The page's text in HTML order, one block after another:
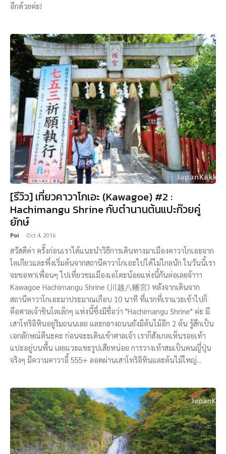
อีกด้วยค่ะ!
[รีวิว] เที่ยวคาวาโกเอะ (Kawagoe) #2 :
Hachimangu Shrine กับตำนานต้นแปะก๊วยคู่
ยักษ์
Poi - Oct 4, 2016
สวัสดีค่า ครั้งก่อนเราได้แนะนำวิธีการเดินทางมาเมืองคาวาโกเอะจาก
โตเกียวและพึ่งเริ่มต้นจากสถานีคาวาโกเอะไปได้ไม่ไกลนัก ในวันนี้เรา
จะขอพาเพื่อนๆ ไปเที่ยวชมเมืองเอโดะน้อยแห่งนี้กันต่อเลยจ้าาา
Kawagoe Hachimangu Shrine (川越八幡宮) หลังจากเดินจาก
สถานีคาวาโกเอะมาประมาณเกือบ 10 นาที ที่แรกที่เราแวะเข้าไปก็
คือศาลเจ้าชินโตเล็กๆ แห่งนี้ซึ่งมีชื่อว่า "Hachimangu Shrine" ค่ะ มี
เสาโทริอิหินอยู่ริมถนนเลย และกลางถนนยังมีต้นไม้อีก 2 ต้น รู้สึกเป็น
เอกลักษณ์ดีนะคะ ก่อนจะะเดินเข้าศาลเจ้า เราก็สังเกตเห็นรอยเท้า
แปะอยู่บนพื้น เลยแวะแชะรูปเสียหน่อย การวางเท้าสมเป็นคนญี่ปุ่น
จริงๆ มีความคาวาอี้ 555+ ลอดผ่านเสาโทริอิหินและต้นไม้ใหญ่...